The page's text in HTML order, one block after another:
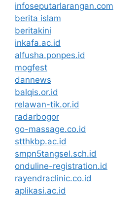
infoseputarlarangan.com
berita islam
beritakini
inkafa.ac.id
alfusha.ponpes.id
mogfest
dannews
balqis.or.id
relawan-tik.or.id
radarbogor
go-massage.co.id
stthkbp.ac.id
smpn5tangsel.sch.id
onduline-registration.id
rayendraclinic.co.id
aplikasi.ac.id